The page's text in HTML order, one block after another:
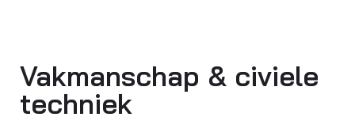
Vakmanschap & civiele
techniek